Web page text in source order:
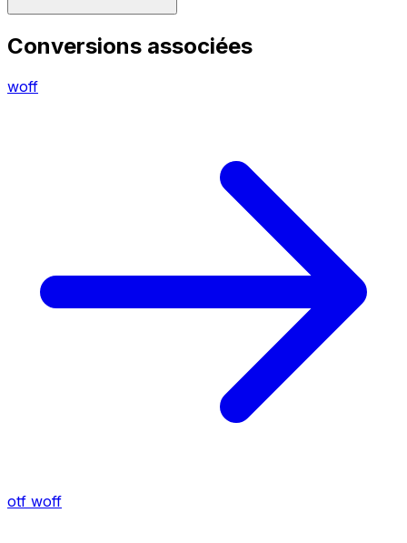
Conversions associées
woff
otf woff